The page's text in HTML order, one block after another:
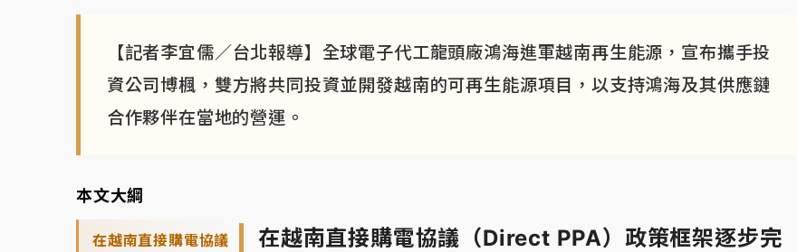
【記者李宜儒／台北報導】全球電子代工龍頭廠鴻海進軍越南再生能源，宣布攜手投
資公司博楓，雙方將共同投資並開發越南的可再生能源項目，以支持鴻海及其供應鏈
合作夥伴在當地的營運。
本文大綱
在越南直接購電協議
在越南直接購電協議（Direct PPA）政策框架逐步完